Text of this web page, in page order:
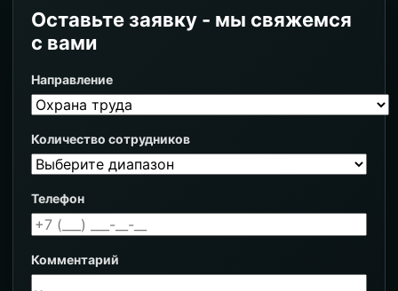
Оставьте заявку - мы свяжемся
с вами
Направление
Количество сотрудников
Телефон
Комментарий